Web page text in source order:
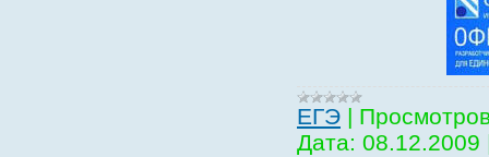
EГЭ |
Дата: 08.12.2009